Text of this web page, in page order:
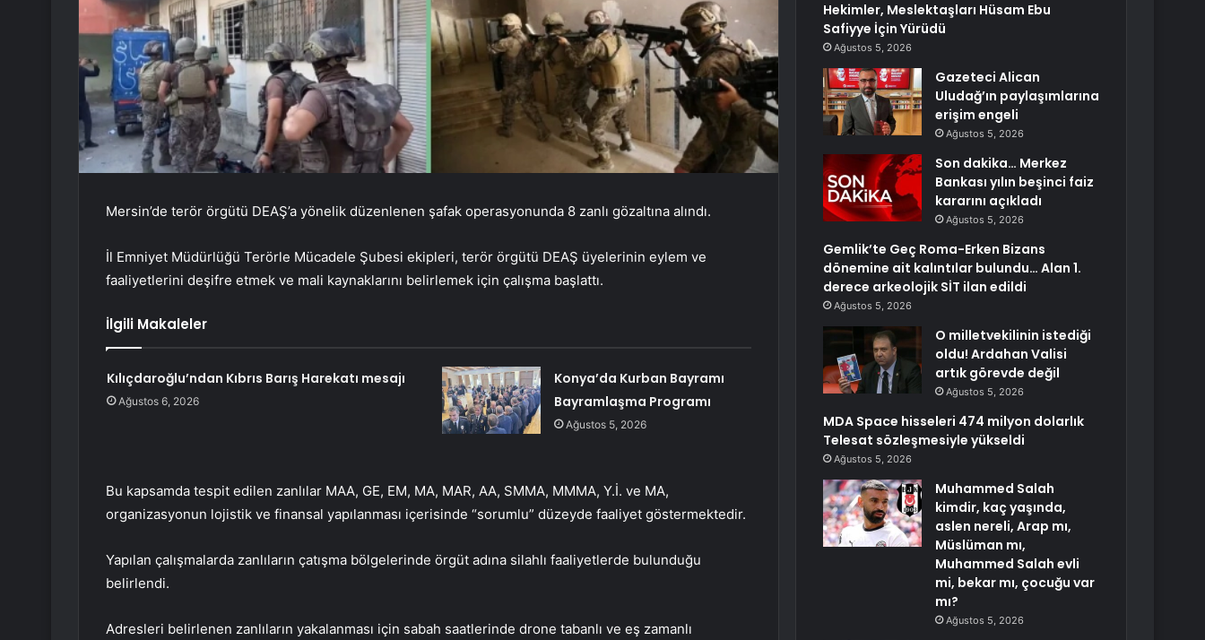
Mersin’de terör örgütü DEAŞ’a yönelik düzenlenen şafak operasyonunda 8 zanlı gözaltına alındı.
İl Emniyet Müdürlüğü Terörle Mücadele Şubesi ekipleri, terör örgütü DEAŞ üyelerinin eylem ve
faaliyetlerini deşifre etmek ve mali kaynaklarını belirlemek için çalışma başlattı.
İlgili Makaleler
Kılıçdaroğlu’ndan Kıbrıs Barış Harekatı mesajı
Ağustos 6, 2026
Konya’da Kurban Bayramı
Bayramlaşma Programı
Ağustos 5, 2026
Bu kapsamda tespit edilen zanlılar MAA, GE, EM, MA, MAR, AA, SMMA, MMMA, Y.İ. ve MA,
organizasyonun lojistik ve finansal yapılanması içerisinde “sorumlu” düzeyde faaliyet göstermektedir.
Yapılan çalışmalarda zanlıların çatışma bölgelerinde örgüt adına silahlı faaliyetlerde bulunduğu
belirlendi.
Adresleri belirlenen zanlıların yakalanması için sabah saatlerinde drone tabanlı ve eş zamanlı
Hekimler, Meslektaşları Hüsam Ebu
Safiyye İçin Yürüdü
Ağustos 5, 2026
Gazeteci Alican
Uludağ’ın paylaşımlarına
erişim engeli
Ağustos 5, 2026
Son dakika… Merkez
Bankası yılın beşinci faiz
kararını açıkladı
Ağustos 5, 2026
Gemlik’te Geç Roma-Erken Bizans
dönemine ait kalıntılar bulundu… Alan 1.
derece arkeolojik SİT ilan edildi
Ağustos 5, 2026
O milletvekilinin istediği
oldu! Ardahan Valisi
artık görevde değil
Ağustos 5, 2026
MDA Space hisseleri 474 milyon dolarlık
Telesat sözleşmesiyle yükseldi
Ağustos 5, 2026
Muhammed Salah
kimdir, kaç yaşında,
aslen nereli, Arap mı,
Müslüman mı,
Muhammed Salah evli
mi, bekar mı, çocuğu var
mı?
Ağustos 5, 2026